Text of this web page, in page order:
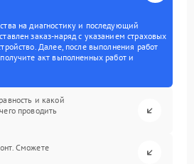
на диагностику и последующий
заказ-наряд с указанием страховых
Далее, после выполнения работ
акт выполненных работ и
и какой
проводить
Сможете